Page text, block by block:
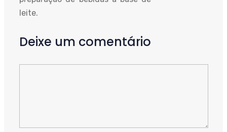
leite.
Deixe um comentário